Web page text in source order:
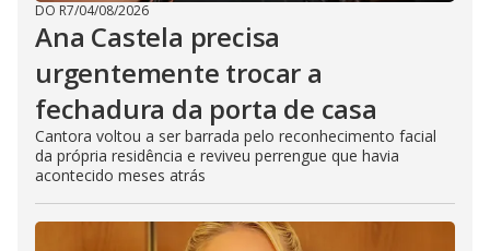
DO R7/04/08/2026
Ana Castela precisa
urgentemente trocar a
fechadura da porta de casa
Cantora voltou a ser barrada pelo reconhecimento facial
da própria residência e reviveu perrengue que havia
acontecido meses atrás